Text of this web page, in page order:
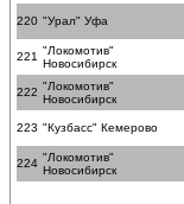
220 "Урал" Уфа
221 "Локомотив"
Новосибирск
222 "Локомотив"
Новосибирск
223 "Кузбасс" Кемерово
224 "Локомотив"
Новосибирск